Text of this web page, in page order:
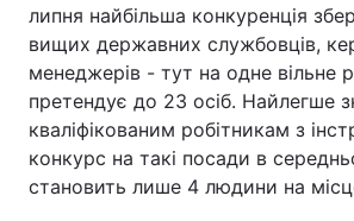
липня найбільша конкуренція
вищих державних службовців,
менеджерів - тут на одне вільне
претендує до 23 осіб. Найлегше
кваліфікованим робітникам з
конкурс на такі посади в
становить лише 4 людини на